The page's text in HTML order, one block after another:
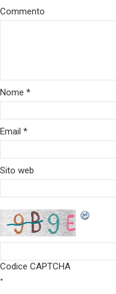
Commento
Nome *
Email *
Sito web
Codice CAPTCHA
*